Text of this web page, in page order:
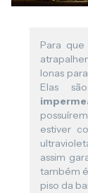
Para
lonas
Elas
possuírem
estiver
assim
também
piso da